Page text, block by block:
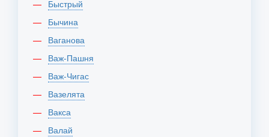
Быстрый
Бычина
Ваганова
Важ-Пашня
Важ-Чигас
Вазелята
Вакса
Валай